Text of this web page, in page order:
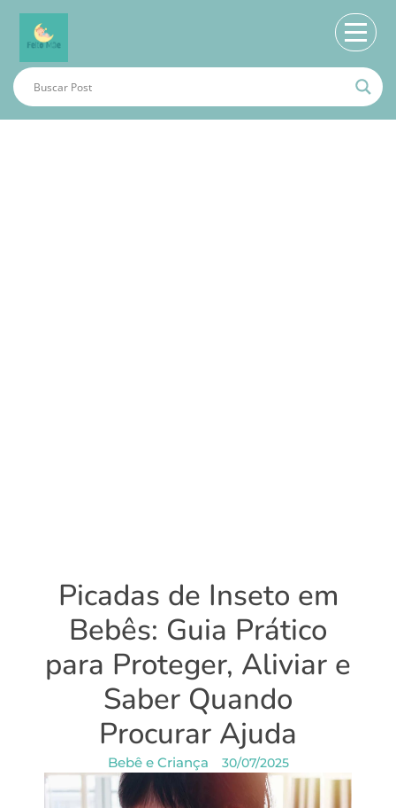
Picadas de Inseto em
Bebês: Guia Prático
para Proteger, Aliviar e
Saber Quando
Procurar Ajuda
Bebê e Criança 30/07/2025